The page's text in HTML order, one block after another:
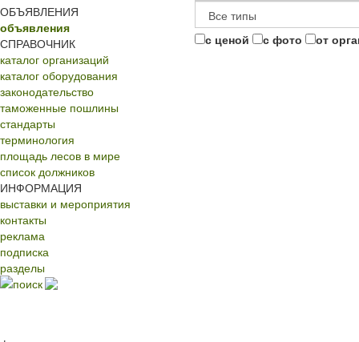
ОБЪЯВЛЕНИЯ
объявления
СПРАВОЧНИК
каталог организаций
каталог оборудования
законодательство
таможенные пошлины
стандарты
терминология
площадь лесов в мире
список должников
ИНФОРМАЦИЯ
выставки и мероприятия
контакты
реклама
подписка
разделы
поиск
с ценой с фото от